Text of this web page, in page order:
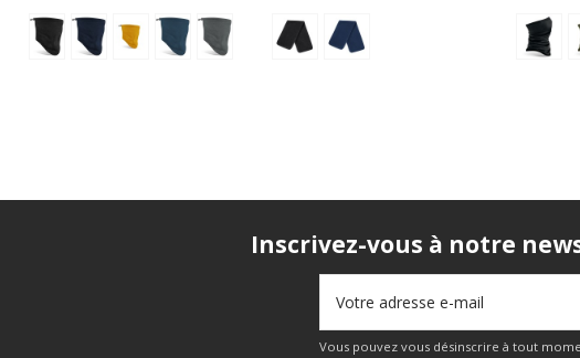
Inscrivez-vous à notre
Vous pouvez vous désinscrire à tout